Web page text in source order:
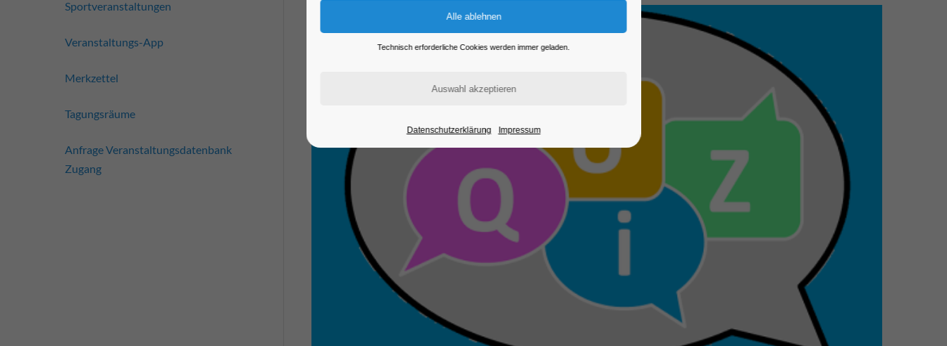
Sportveranstaltungen
Veranstaltungs-App
Merkzettel
Tagungsräume
Anfrage Veranstaltungsdatenbank
Zugang
Technisch erforderliche Cookies werden immer geladen.
Datenschutzerklärung Impressum